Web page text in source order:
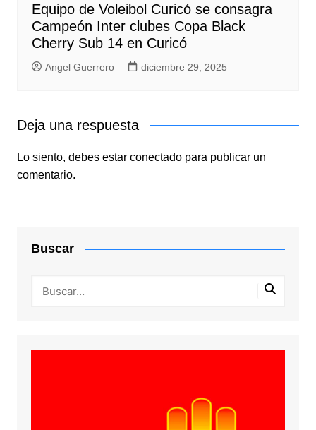
Equipo de Voleibol Curicó se consagra
Campeón Inter clubes Copa Black
Cherry Sub 14 en Curicó
Angel Guerrero diciembre 29, 2025
Deja una respuesta
Lo siento, debes estar conectadopara publicar un
comentario.
Buscar